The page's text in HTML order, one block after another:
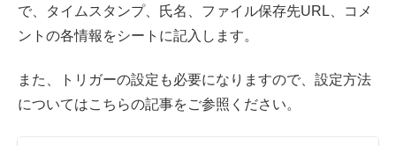
で、タイムスタンプ、氏名、ファイル保存先URL、コメ
ントの各情報をシートに記入します。
また、トリガーの設定も必要になりますので、設定方法
についてはこちらの記事をご参照ください。